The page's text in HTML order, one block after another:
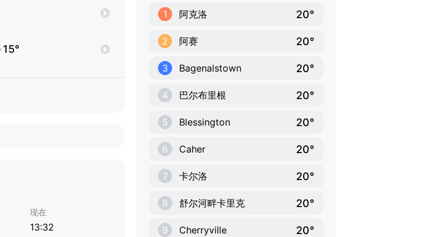
15°
现在
13:32
1 阿克洛 20°
2 阿赛 20°
3 Bagenalstown 20°
4 巴尔布里根 20°
5 Blessington 20°
6 Caher 20°
7 卡尔洛 20°
8 舒尔河畔卡里克 20°
9 Cherryville 20°